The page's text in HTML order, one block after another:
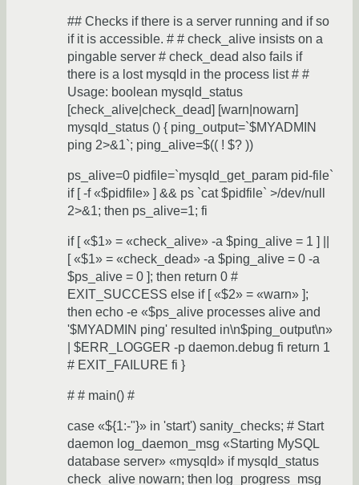
## Checks if there is a server running and if so
if it is accessible. # # check_alive insists on a
pingable server # check_dead also fails if
there is a lost mysqld in the process list # #
Usage: boolean mysqld_status
[check_alive|check_dead] [warn|nowarn]
mysqld_status () { ping_output=`$MYADMIN
ping 2>&1`; ping_alive=$(( ! $? ))
ps_alive=0 pidfile=`mysqld_get_param pid-file`
if [ -f «$pidfile» ] && ps `cat $pidfile` >/dev/null
2>&1; then ps_alive=1; fi
if [ «$1» = «check_alive» -a $ping_alive = 1 ] ||
[ «$1» = «check_dead» -a $ping_alive = 0 -a
$ps_alive = 0 ]; then return 0 #
EXIT_SUCCESS else if [ «$2» = «warn» ];
then echo -e «$ps_alive processes alive and
'$MYADMIN ping' resulted in\n$ping_output\n»
| $ERR_LOGGER -p daemon.debug fi return 1
# EXIT_FAILURE fi }
# # main() #
case «${1:-"}» in 'start') sanity_checks; # Start
daemon log_daemon_msg «Starting MySQL
database server» «mysqld» if mysqld_status
check_alive nowarn; then log_progress_msg